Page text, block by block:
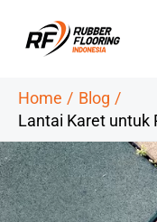
Home
Blog
Lantai Karet untuk